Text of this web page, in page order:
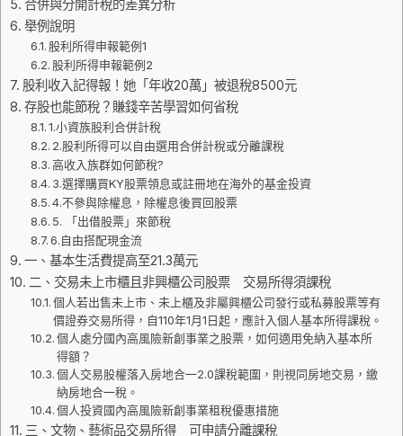
合併與分開計稅的差異分析
舉例說明
股利所得申報範例1
股利所得申報範例2
股利收入記得報！她「年收20萬」被退稅8500元
存股也能節稅？賺錢辛苦學習如何省稅
1.小資族股利合併計稅
2.股利所得可以自由選用合併計稅或分離課稅
高收入族群如何節稅?
3.選擇購買KY股票領息或註冊地在海外的基金投資
4.不參與除權息，除權息後買回股票
5. 「出借股票」來節稅
6.自由搭配現金流
一、基本生活費提高至21.3萬元
二、交易未上市櫃且非興櫃公司股票 交易所得須課稅
個人若出售未上市、未上櫃及非屬興櫃公司發行或私募股票等有
價證券交易所得，自110年1月1日起，應計入個人基本所得課稅。
個人處分國內高風險新創事業之股票，如何適用免納入基本所
得額？
個人交易股權落入房地合一2.0課稅範圍，則視同房地交易，繳
納房地合一稅。
個人投資國內高風險新創事業租稅優惠措施
三、文物、藝術品交易所得 可申請分離課稅